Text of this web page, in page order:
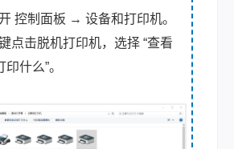
控制面板 → 设备和打印机。
点击脱机打印机，选择 “查看
印什么”。